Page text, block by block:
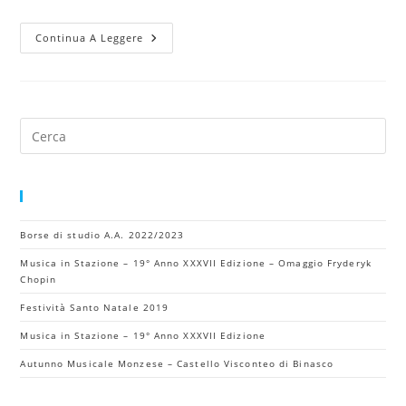
Continua A Leggere Rassegna
Stampa
Borse di studio A.A. 2022/2023
Musica in Stazione – 19° Anno XXXVII Edizione – Omaggio Fryderyk
Chopin
Festività Santo Natale 2019
Musica in Stazione – 19° Anno XXXVII Edizione
Autunno Musicale Monzese – Castello Visconteo di Binasco